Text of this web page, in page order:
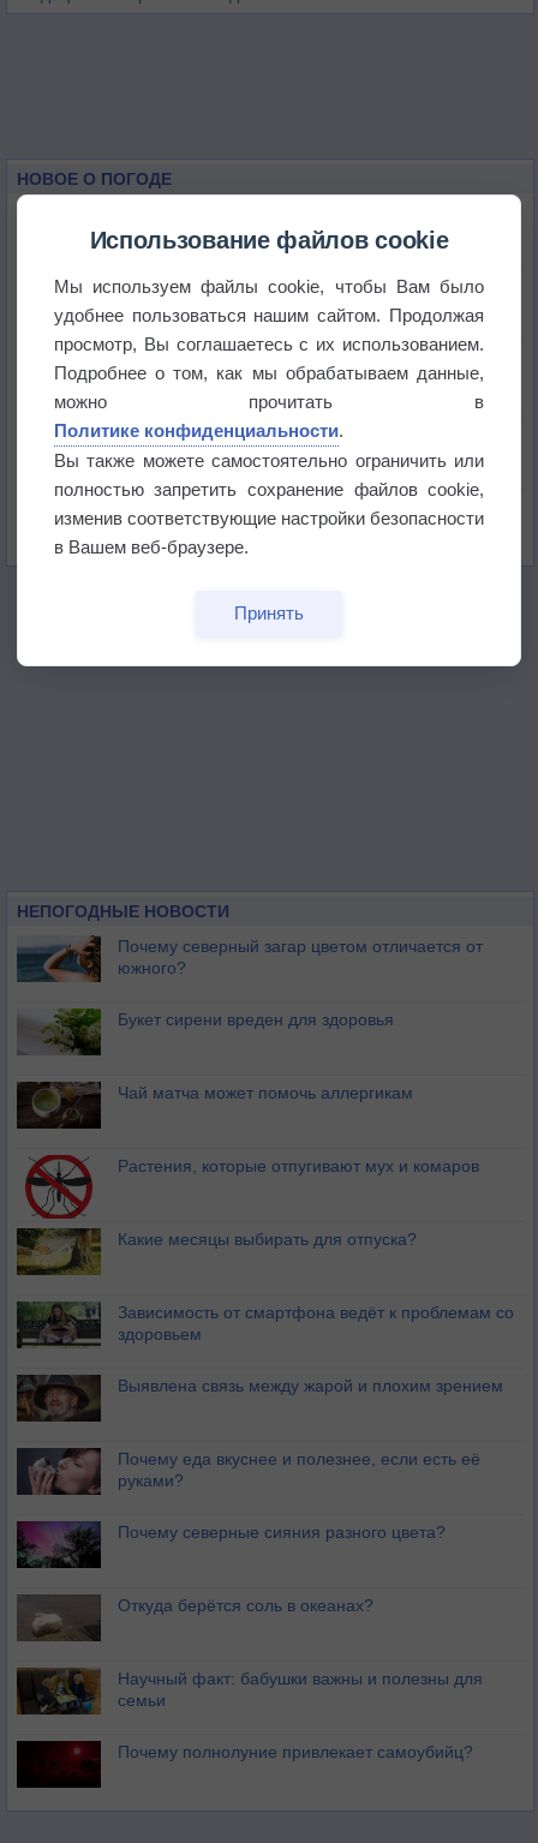
НОВОЕ О ПОГОДЕ
Приложение построит маршрут через тень
Атмосфера начала замерзать
В Приморье обнаружены морские волны тепла
бабочек
НЕПОГОДНЫЕ НОВОСТИ
Почему северный загар цветом отличается от
южного?
Букет сирени вреден для здоровья
Чай матча может помочь аллергикам
Растения, которые отпугивают мух и комаров
Какие месяцы выбирать для отпуска?
Зависимость от смартфона ведёт к проблемам со
здоровьем
Выявлена связь между жарой и плохим зрением
Почему еда вкуснее и полезнее, если есть её
руками?
Почему северные сияния разного цвета?
Откуда берётся соль в океанах?
Научный факт: бабушки важны и полезны для
семьи
Почему полнолуние привлекает самоубийц?
Использование файлов cookie
Мы используем файлы cookie, чтобы Вам было
удобнее пользоваться нашим сайтом. Продолжая
просмотр, Вы соглашаетесь с их использованием.
Подробнее о том, как мы обрабатываем данные,
можно прочитать в
Политике конфиденциальности.
Вы также можете самостоятельно ограничить или
полностью запретить сохранение файлов cookie,
изменив соответствующие настройки безопасности
в Вашем веб-браузере.
Принять